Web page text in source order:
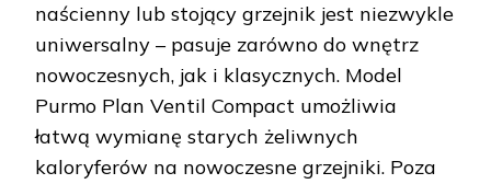
naścienny lub stojący grzejnik jest niezwykle
uniwersalny – pasuje zarówno do wnętrz
nowoczesnych, jak i klasycznych. Model
Purmo Plan Ventil Compact umożliwia
łatwą wymianę starych żeliwnych
kaloryferów na nowoczesne grzejniki. Poza